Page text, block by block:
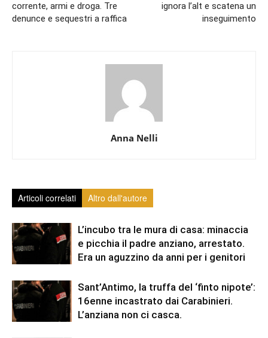
corrente, armi e droga. Tre
denunce e sequestri a raffica
ignora l’alt e scatena un
inseguimento
Anna Nelli
Articoli correlati Altro dall'autore
L’incubo tra le mura di casa: minaccia
e picchia il padre anziano, arrestato.
Era un aguzzino da anni per i genitori
Sant’Antimo, la truffa del ‘finto nipote’:
16enne incastrato dai Carabinieri.
L’anziana non ci casca.